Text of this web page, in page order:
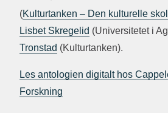
(Kulturtanken – Den kulturelle
Lisbet Skregelid (Universitetet i
Tronstad (Kulturtanken).
Les antologien digitalt hos
Forskning